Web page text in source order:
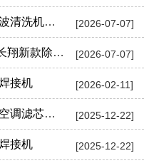
[2026-07-07]
洗机定制
[2026-07-07]
芯束带焊接机
[2026-02-11]
接机
[2025-12-22]
切割封边机
[2025-12-22]
接机